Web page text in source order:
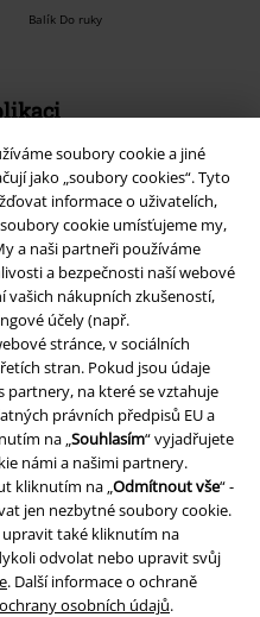
soubory cookie a jiné
jako „soubory cookies“. Tyto
informace o uživatelích,
cookie umísťujeme my,
a naši partneři používáme
a bezpečnosti naší webové
vašich nákupních zkušeností,
účely (např.
stránce, v sociálních
stran. Pokud jsou údaje
partnery, na které se vztahuje
právních předpisů EU a
na „Souhlasím“ vyjadřujete
námi a našimi partnery.
kliknutím na „Odmítnout vše“ -
jen nezbytné soubory cookie.
také kliknutím na
odvolat nebo upravit svůj
. Další informace o ochraně
osobních údajů.
Balík Do ruky
Company